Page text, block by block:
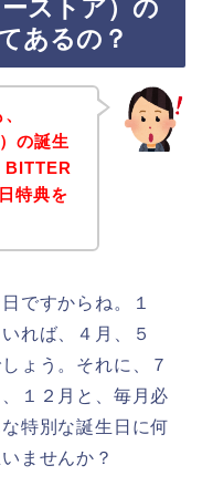
ストア）の
あるの？
の誕生
BITTER
特典を
ですからね。１
れば、４月、５
ょう。それに、７
１２月と、毎月必
特別な誕生日に何
ませんか？